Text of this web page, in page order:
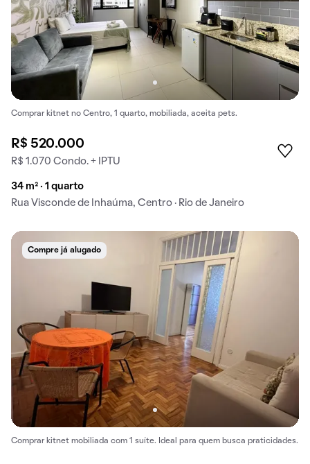
Comprar kitnet no Centro, 1 quarto, mobiliada, aceita pets.
R$ 520.000
R$ 1.070 Condo. + IPTU
34 m² · 1 quarto
Rua Visconde de Inhaúma, Centro · Rio de Janeiro
Compre já alugado
Comprar kitnet mobiliada com 1 suíte. Ideal para quem busca praticidades.